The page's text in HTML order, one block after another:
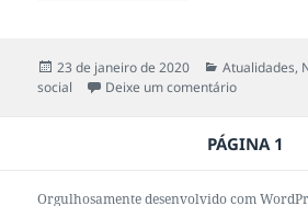
Publicado
em
23 de janeiro de 2020 Categorias
Atualidades,
social
Deixe um comentário
PÁGINA 1
Orgulhosamente desenvolvido com